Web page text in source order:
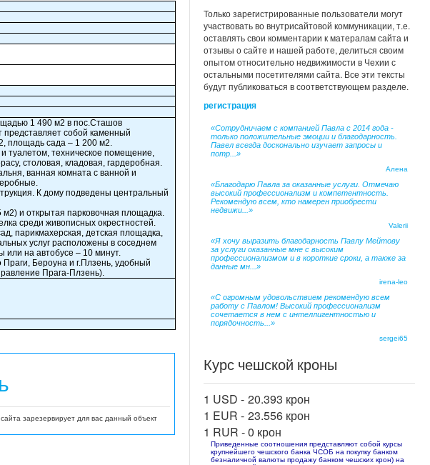
1 490 м2 в пос.Сташов
собой каменный
площадь сада – 1 200 м2.
туалетом, техническое помещение,
столовая, кладовая, гардеробная.
ванная комната с ванной и
К дому подведены центральный
м2) и открытая парковочная площадка.
среди живописных окрестностей.
парикмахерская, детская площадка,
услуг расположены в соседнем
или на автобусе – 10 минут.
Бероуна и г.Плзень, удобный
Прага-Плзень).
зарезервирует для вас данный объект
Только зарегистрированные пользователи могут
участвовать во внутрисайтовой коммуникации, т.е.
оставлять свои комментарии к матералам сайта и
отзывы о сайте и нашей работе, делиться своим
опытом относительно недвижимости в Чехии с
остальными посетителями сайта. Все эти тексты
будут публиковаться в соответствующем разделе.
регистрация
«Сотрудничаем с компанией Павла с 2014 года -
только положительные эмоции и благодарность.
Павел всегда досконально изучает запросы и
потр...»
Алена
«Благодарю Павла за оказанные услуги. Отмечаю
высокий профессионализм и компетентность.
Рекомендую всем, кто намерен приобрести
недвижи...»
Valerii
«Я хочу выразить благодарность Павлу Мейтову
за услуги оказанные мне с высоким
профессионализмом и в короткие сроки, а также за
данные мн...»
irena-leo
«С огромным удовольствием рекомендую всем
работу с Павлом! Высокий профессионализм
сочетается в нем с интеллигентностью и
порядочность...»
sergei65
Курс чешской кроны
1 USD - 20.393 крон
1 EUR - 23.556 крон
1 RUR -0 крон
Приведенные соотношения представляют собой курсы
крупнейшего чешского банка ЧСОБ на покупку банком
безналичной валюты продажу банком чешских крон) на